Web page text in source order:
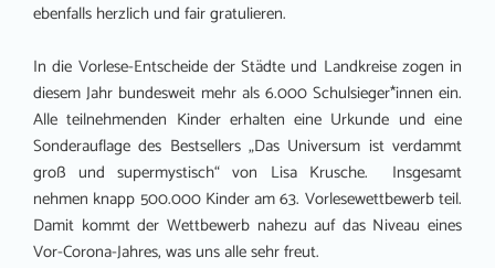
ebenfalls herzlich und fair gratulieren.
In die Vorlese-Entscheide der Städte und Landkreise zogen in
diesem Jahr bundesweit mehr als 6.000 Schulsieger*innen ein.
Alle teilnehmenden Kinder erhalten eine Urkunde und eine
Sonderauflage des Bestsellers „Das Universum ist verdammt
groß und supermystisch“ von Lisa Krusche. Insgesamt
nehmen knapp 500.000 Kinder am 63. Vorlesewettbewerb teil.
Damit kommt der Wettbewerb nahezu auf das Niveau eines
Vor-Corona-Jahres, was uns alle sehr freut.